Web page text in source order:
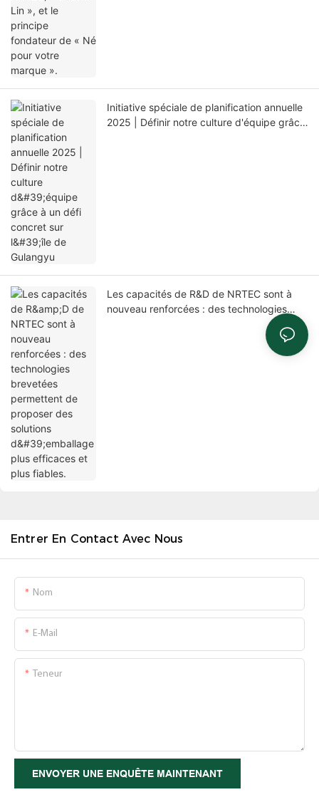
Initiative spéciale de planification annuelle
2025 | Définir notre culture d'équipe grâce
Les capacités de R&D de NRTEC sont à
nouveau renforcées : des technologies
brevetées permettent de proposer des
solutions d'emballage plus efficaces et
Entrer En Contact Avec Nous
Nom
E-Mail
Teneur
ENVOYER UNE ENQUÊTE MAINTENANT